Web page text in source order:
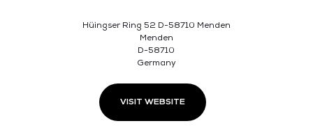
Hüingser Ring 52 D-58710 Menden
Menden
D-58710
Germany
VISIT WEBSITE